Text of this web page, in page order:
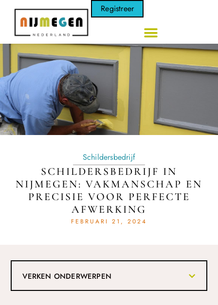
Registreer
Schildersbedrijf
SCHILDERSBEDRIJF IN
NIJMEGEN: VAKMANSCHAP EN
PRECISIE VOOR PERFECTE
AFWERKING
FEBRUARI 21, 2024
VERKEN ONDERWERPEN